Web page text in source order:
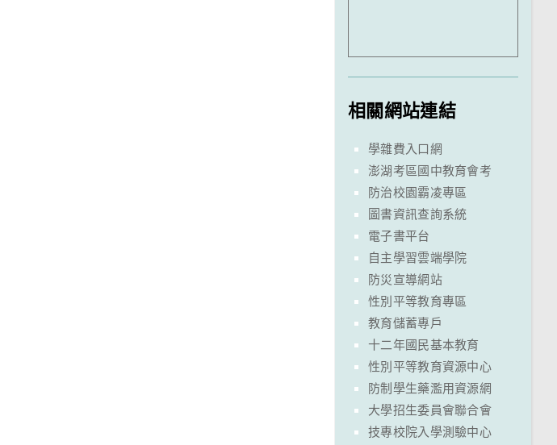
相關網站連結
學雜費入口網
澎湖考區國中教育會考
防治校園霸凌專區
圖書資訊查詢系統
電子書平台
自主學習雲端學院
防災宣導網站
性別平等教育專區
教育儲蓄專戶
十二年國民基本教育
性別平等教育資源中心
防制學生藥濫用資源網
大學招生委員會聯合會
技專校院入學測驗中心